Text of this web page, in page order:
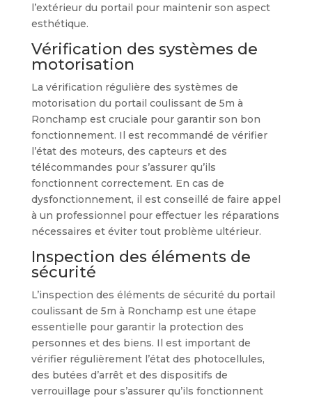
l’extérieur du portail pour maintenir son aspect
esthétique.
Vérification des systèmes de
motorisation
La vérification régulière des systèmes de
motorisation du portail coulissant de 5m à
Ronchamp est cruciale pour garantir son bon
fonctionnement. Il est recommandé de vérifier
l’état des moteurs, des capteurs et des
télécommandes pour s’assurer qu’ils
fonctionnent correctement. En cas de
dysfonctionnement, il est conseillé de faire appel
à un professionnel pour effectuer les réparations
nécessaires et éviter tout problème ultérieur.
Inspection des éléments de
sécurité
L’inspection des éléments de sécurité du portail
coulissant de 5m à Ronchamp est une étape
essentielle pour garantir la protection des
personnes et des biens. Il est important de
vérifier régulièrement l’état des photocellules,
des butées d’arrêt et des dispositifs de
verrouillage pour s’assurer qu’ils fonctionnent